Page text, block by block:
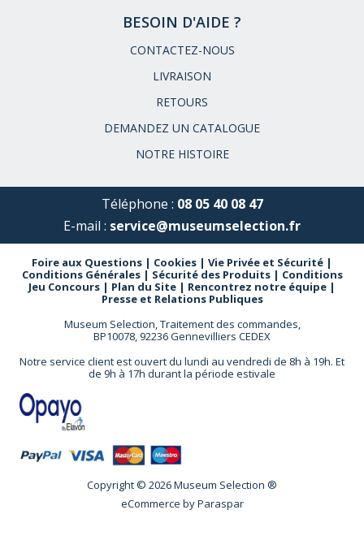
BESOIN D'AIDE ?
CONTACTEZ-NOUS
LIVRAISON
RETOURS
DEMANDEZ UN CATALOGUE
NOTRE HISTOIRE
Téléphone : 08 05 40 08 47
E-mail : service@museumselection.fr
Foire aux Questions | Cookies | Vie Privée et Sécurité |
Conditions Générales| Sécurité des Produits| Conditions
Jeu Concours | Plan du Site | Rencontrez notre équipe |
Presse et Relations Publiques
Museum Selection, Traitement des commandes,
BP10078, 92236 Gennevilliers CEDEX
Notre service client est ouvert du lundi au vendredi de 8h à 19h. Et
de 9h à 17h durant la période estivale
Copyright © 2026 Museum Selection ®
eCommerce byParaspar